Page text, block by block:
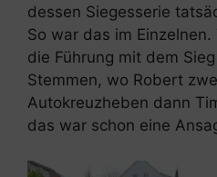
dessen Siegesserie
So war das im
die Führung mit dem
Stemmen, wo Robert
Autokreuzheben dann
das war schon eine